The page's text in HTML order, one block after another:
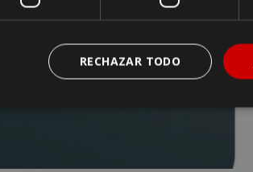
RECHAZAR TODO